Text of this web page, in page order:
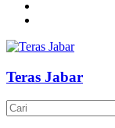
Teras Jabar